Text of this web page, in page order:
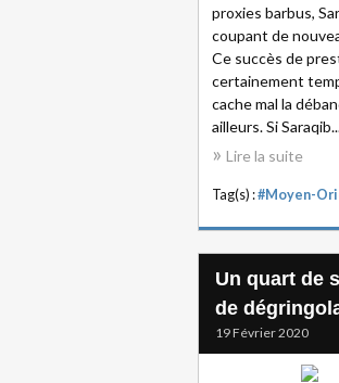
proxies barbus,
coupant de
Ce succès de
certainement
cache mal la
ailleurs. Si
Lire la suite
Tag(s) :#Moyen-
Un quart de
de
19 Février 2020